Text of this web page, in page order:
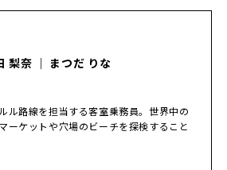
梨奈 ｜ まつだ りな
ル路線を担当する客室乗務員。世界中の
ーケットや穴場のビーチを探検すること